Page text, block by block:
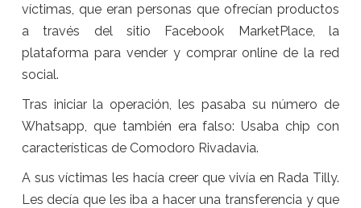
víctimas, que eran personas que ofrecían productos
a través del sitio Facebook MarketPlace, la
plataforma para vender y comprar online de la red
social.
Tras iniciar la operación, les pasaba su número de
Whatsapp, que también era falso: Usaba chip con
características de Comodoro Rivadavia.
A sus víctimas les hacía creer que vivía en Rada Tilly.
Les decía que les iba a hacer una transferencia y que